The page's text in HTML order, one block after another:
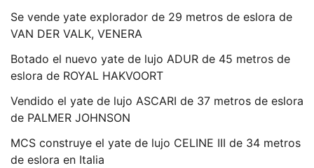
Se vende yate explorador de 29 metros de eslora de
VAN DER VALK, VENERA
Botado el nuevo yate de lujo ADUR de 45 metros de
eslora de ROYAL HAKVOORT
Vendido el yate de lujo ASCARI de 37 metros de eslora
de PALMER JOHNSON
MCS construye el yate de lujo CELINE III de 34 metros
de eslora en Italia